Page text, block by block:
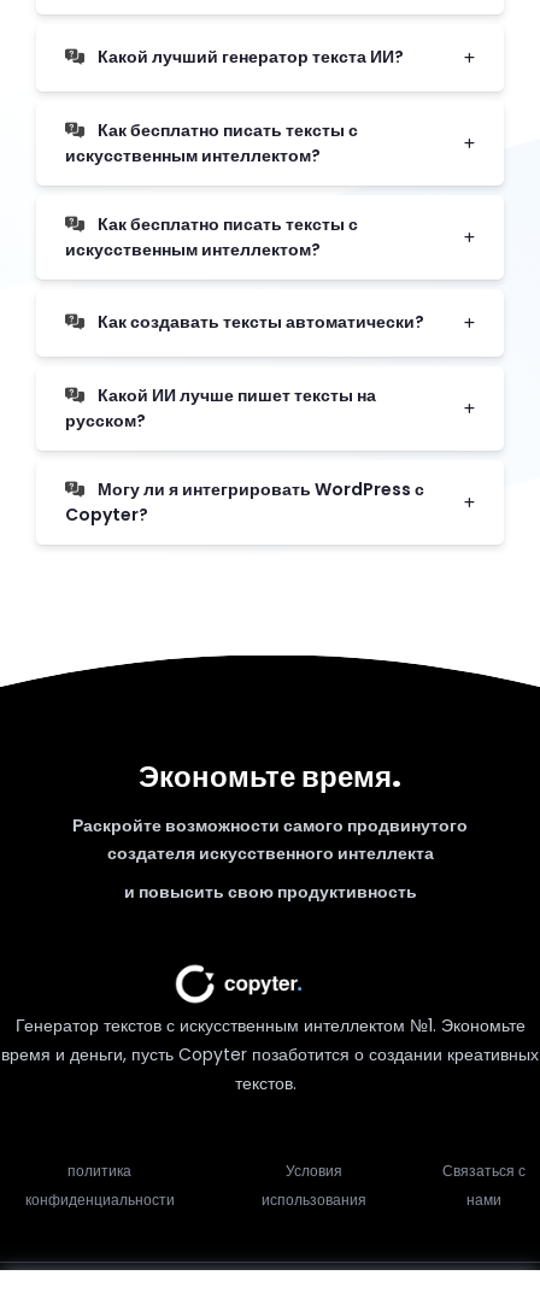
Какой лучший генератор текста ИИ?
Как бесплатно писать тексты с
искусственным интеллектом?
Как бесплатно писать тексты с
искусственным интеллектом?
Как создавать тексты автоматически?
Какой ИИ лучше пишет тексты на
русском?
Могу ли я интегрировать WordPress с
Copyter?
Экономьте время.
Раскройте возможности самого продвинутого
создателя искусственного интеллекта
и повысить свою продуктивность
Генератор текстов с искусственным интеллектом №1. Экономьте
время и деньги, пусть Copyter позаботится о создании креативных
текстов.
политика
конфиденциальности
Условия
использования
Связаться с
нами